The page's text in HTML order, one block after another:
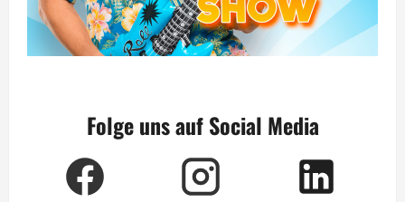
Folge uns auf Social Media